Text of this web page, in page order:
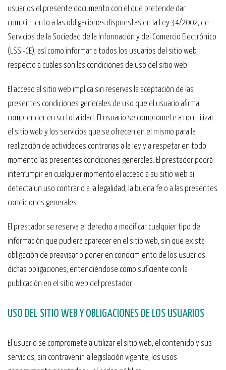
usuarios el presente documento con el que pretende dar
cumplimiento a las obligaciones dispuestas en la Ley 34/2002, de
Servicios de la Sociedad de la Información y del Comercio Electrónico
(LSSI-CE), así como informar a todos los usuarios del sitio web
respecto a cuáles son las condiciones de uso del sitio web.
El acceso al sitio web implica sin reservas la aceptación de las
presentes condiciones generales de uso que el usuario afirma
comprender en su totalidad. El usuario se compromete a no utilizar
el sitio web y los servicios que se ofrecen en el mismo para la
realización de actividades contrarias a la ley y a respetar en todo
momento las presentes condiciones generales. El prestador podrá
interrumpir en cualquier momento el acceso a su sitio web si
detecta un uso contrario a la legalidad, la buena fe o a las presentes
condiciones generales.
El prestador se reserva el derecho a modificar cualquier tipo de
información que pudiera aparecer en el sitio web, sin que exista
obligación de preavisar o poner en conocimiento de los usuarios
dichas obligaciones, entendiéndose como suficiente con la
publicación en el sitio web del prestador.
USO DEL SITIO WEB Y OBLIGACIONES DE LOS USUARIOS
El usuario se compromete a utilizar el sitio web, el contenido y sus
servicios, sin contravenir la legislación vigente, los usos